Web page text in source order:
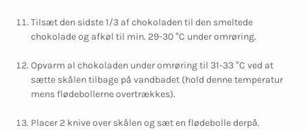
Tilsæt den sidste 1/3 af chokoladen til den smeltede
chokolade og afkøl til min. 29-30 °C under omrøring.
Opvarm al chokoladen under omrøring til 31-33 °C ved at
sætte skålen tilbage på vandbadet (hold denne temperatur
mens flødebollerne overtrækkes).
Placer 2 knive over skålen og sæt en flødebolle derpå.